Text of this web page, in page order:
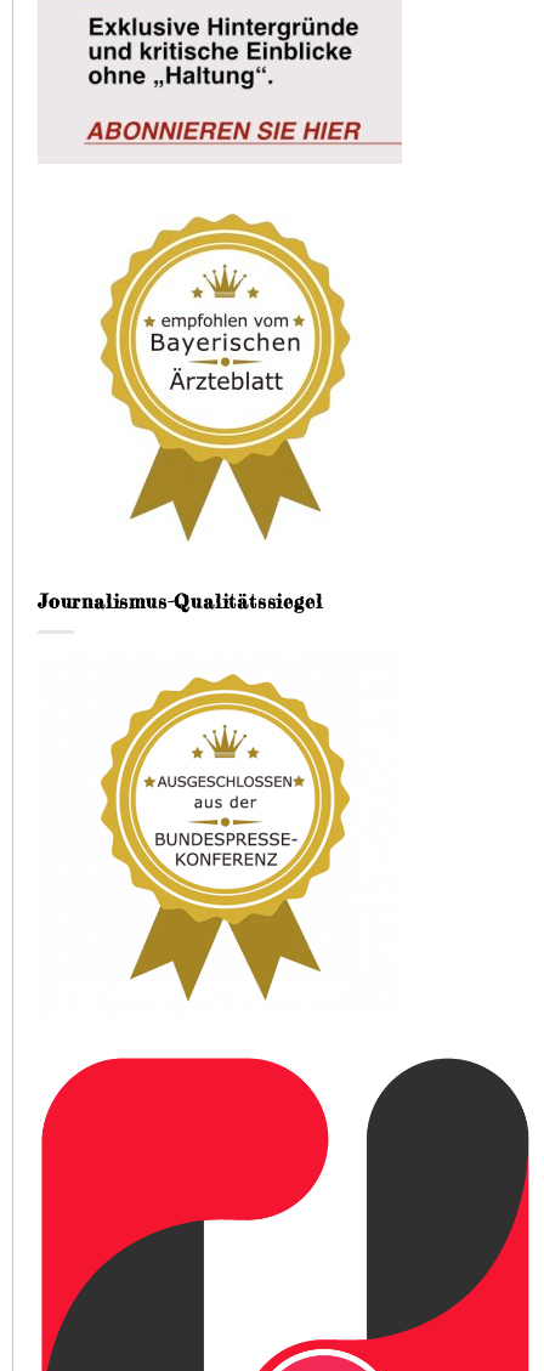
Journalismus-Qualitätssiegel